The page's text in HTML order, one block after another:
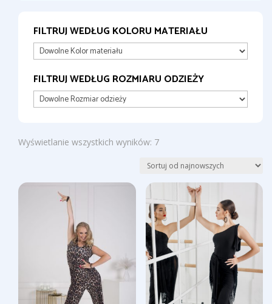
FILTRUJ WEDŁUG KOLORU MATERIAŁU
FILTRUJ WEDŁUG ROZMIARU ODZIEŻY
Wyświetlanie wszystkich wyników: 7Posortowane
najnowszych